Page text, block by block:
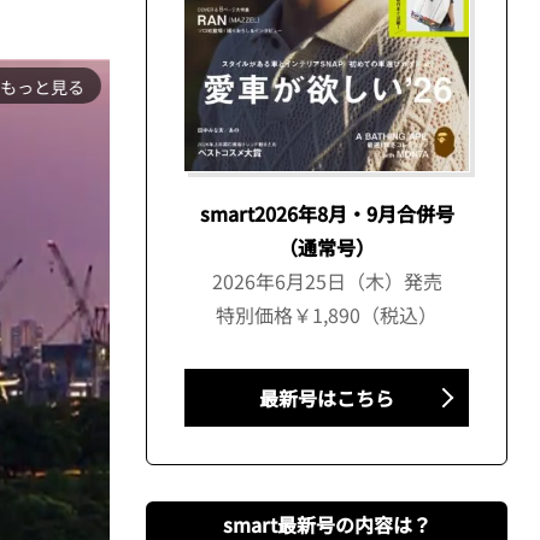
もっと見る
smart2026年8月・9月合併号
（通常号）
2026年6月25日（木）発売
特別価格￥1,890（税込）
最新号はこちら
smart最新号の内容は？